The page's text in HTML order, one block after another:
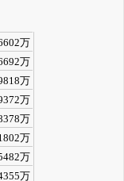
万
万
万
万
万
万
万
万